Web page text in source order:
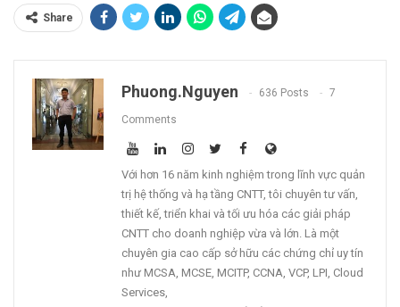
Share
Phuong.nguyen 636 Posts 7
Comments
Với hơn 16 năm kinh nghiệm trong lĩnh vực quản
trị hệ thống và hạ tầng CNTT, tôi chuyên tư vấn,
thiết kế, triển khai và tối ưu hóa các giải pháp
CNTT cho doanh nghiệp vừa và lớn. Là một
chuyên gia cao cấp sở hữu các chứng chỉ uy tín
như MCSA, MCSE, MCITP, CCNA, VCP, LPI, Cloud
Services,